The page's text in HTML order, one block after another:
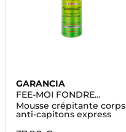
GARANCIA
FEE-MOI FONDRE
BOOSTEE
Mousse crépitante corps
anti-capitons express